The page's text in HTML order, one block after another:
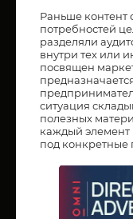
Раньше контент
потребностей
разделяли
внутри тех или
посвящен
ситуация
полезных
каждый элемент
под конкретные